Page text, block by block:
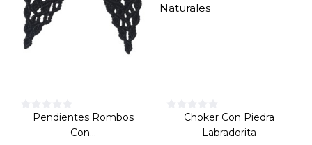
Pendientes Rombos
Con...
Choker Con Piedra
Labradorita